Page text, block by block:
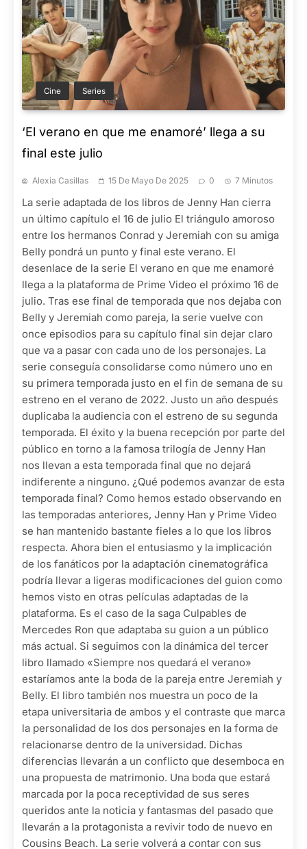
Cine Series
‘El verano en que me enamoré’ llega a su
final este julio
Alexia Casillas 15 De Mayo De 2025 0 7 Minutos
La serie adaptada de los libros de Jenny Han cierra
un último capítulo el 16 de julio El triángulo amoroso
entre los hermanos Conrad y Jeremiah con su amiga
Belly pondrá un punto y final este verano. El
desenlace de la serie El verano en que me enamoré
llega a la plataforma de Prime Video el próximo 16 de
julio. Tras ese final de temporada que nos dejaba con
Belly y Jeremiah como pareja, la serie vuelve con
once episodios para su capítulo final sin dejar claro
que va a pasar con cada uno de los personajes. La
serie conseguía consolidarse como número uno en
su primera temporada justo en el fin de semana de su
estreno en el verano de 2022. Justo un año después
duplicaba la audiencia con el estreno de su segunda
temporada. El éxito y la buena recepción por parte del
público en torno a la famosa trilogía de Jenny Han
nos llevan a esta temporada final que no dejará
indiferente a ninguno. ¿Qué podemos avanzar de esta
temporada final? Como hemos estado observando en
las temporadas anteriores, Jenny Han y Prime Video
se han mantenido bastante fieles a lo que los libros
respecta. Ahora bien el entusiasmo y la implicación
de los fanáticos por la adaptación cinematográfica
podría llevar a ligeras modificaciones del guion como
hemos visto en otras películas adaptadas de la
plataforma. Es el caso de la saga Culpables de
Mercedes Ron que adaptaba su guion a un público
más actual. Si seguimos con la dinámica del tercer
libro llamado «Siempre nos quedará el verano»
estaríamos ante la boda de la pareja entre Jeremiah y
Belly. El libro también nos muestra un poco de la
etapa universitaria de ambos y el contraste que marca
la personalidad de los dos personajes en la forma de
relacionarse dentro de la universidad. Dichas
diferencias llevarán a un conflicto que desemboca en
una propuesta de matrimonio. Una boda que estará
marcada por la poca receptividad de sus seres
queridos ante la noticia y fantasmas del pasado que
llevarán a la protagonista a revivir todo de nuevo en
Cousins Beach. La serie volverá a contar con sus